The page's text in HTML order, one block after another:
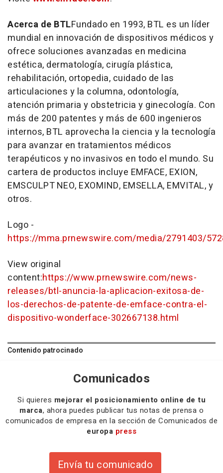
Acerca de BTLFundado en 1993, BTL es un líder
mundial en innovación de dispositivos médicos y
ofrece soluciones avanzadas en medicina
estética, dermatología, cirugía plástica,
rehabilitación, ortopedia, cuidado de las
articulaciones y la columna, odontología,
atención primaria y obstetricia y ginecología. Con
más de 200 patentes y más de 600 ingenieros
internos, BTL aprovecha la ciencia y la tecnología
para avanzar en tratamientos médicos
terapéuticos y no invasivos en todo el mundo. Su
cartera de productos incluye EMFACE, EXION,
EMSCULPT NEO, EXOMIND, EMSELLA, EMVITAL, y
otros.
Logo -
https://mma.prnewswire.com/media/2791403/
View original
content:https://www.prnewswire.com/news-
releases/btl-anuncia-la-aplicacion-exitosa-de-
los-derechos-de-patente-de-emface-contra-el-
dispositivo-wonderface-302667138.html
Contenido patrocinado
Comunicados
Si quieres mejorar el posicionamiento online de tu
marca, ahora puedes publicar tus notas de prensa o
comunicados de empresa en la sección de Comunicados de
europa press
Envía tu comunicado